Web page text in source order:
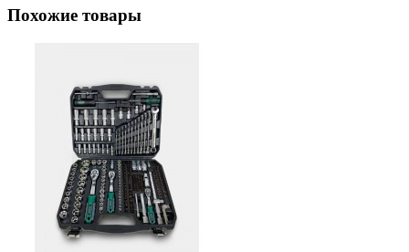
Похожие товары